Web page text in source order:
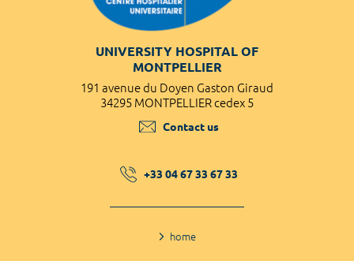
UNIVERSITY HOSPITAL OF
MONTPELLIER
191 avenue du Doyen Gaston Giraud
34295 MONTPELLIER cedex 5
Contact us
+33 04 67 33 67 33
home